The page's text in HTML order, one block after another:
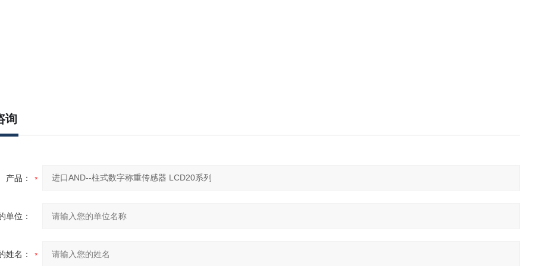
询
产品：
单位：
姓名：